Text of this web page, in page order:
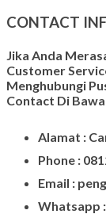
CONTACT
Jika Anda
Customer
Menghubungi
Contact Di
Alamat :
Phone :
Email :
Whatsapp